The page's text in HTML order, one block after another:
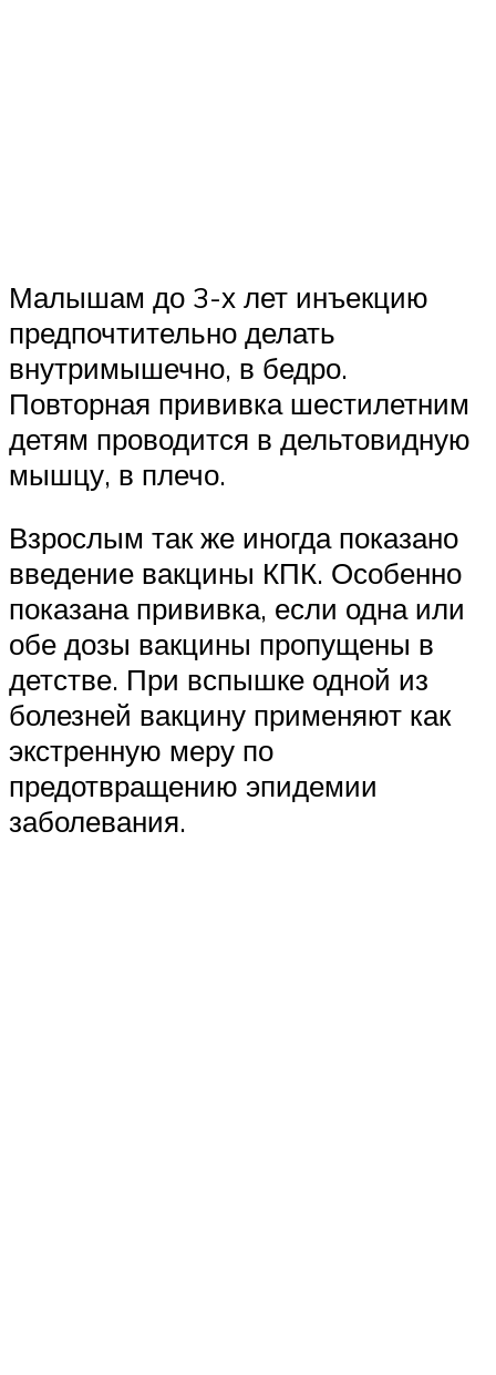
Малышам до 3-х лет инъекцию
предпочтительно делать
внутримышечно, в бедро.
Повторная прививка шестилетним
детям проводится в дельтовидную
мышцу, в плечо.
Взрослым так же иногда показано
введение вакцины КПК. Особенно
показана прививка, если одна или
обе дозы вакцины пропущены в
детстве. При вспышке одной из
болезней вакцину применяют как
экстренную меру по
предотвращению эпидемии
заболевания.